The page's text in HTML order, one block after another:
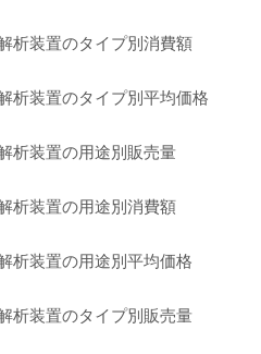
析装置のタイプ別消費額
析装置のタイプ別平均価格
析装置の用途別販売量
析装置の用途別消費額
析装置の用途別平均価格
析装置のタイプ別販売量